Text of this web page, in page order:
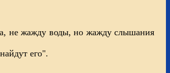
не жажду воды, но жажду слышания
его".